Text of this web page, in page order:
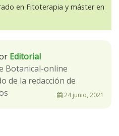
en Fitoterapia y máster en
Editorial
Botanical-online
de la redacción de
24 junio, 2021